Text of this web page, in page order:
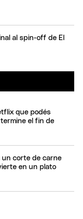
al spin-off de El
que podés
el fin de
un corte de carne
en un plato